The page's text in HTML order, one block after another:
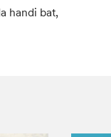
handi bat,